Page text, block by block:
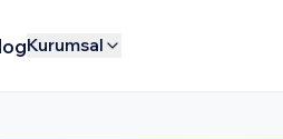
Kurumsal